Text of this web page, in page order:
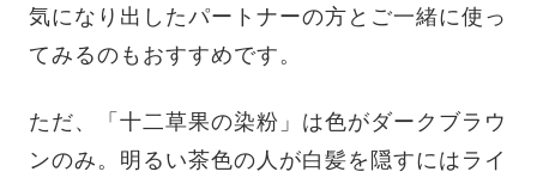
気になり出したパートナーの方とご一緒に使っ
てみるのもおすすめです。
ただ、「十二草果の染粉」は色がダークブラウ
ンのみ。明るい茶色の人が白髪を隠すにはライ